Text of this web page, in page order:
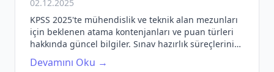
02.12.2025
KPSS 2025'te mühendislik ve teknik alan mezunları
için beklenen atama kontenjanları ve puan türleri
hakkında güncel bilgiler. Sınav hazırlık süreçlerinizi
etkili bir şekilde yönlendirin!
Devamını Oku →